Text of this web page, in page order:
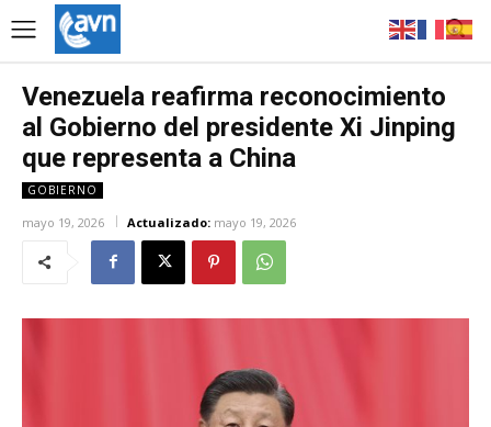
Venezuela reafirma reconocimiento
al Gobierno del presidente Xi Jinping
que representa a China
GOBIERNO
mayo 19, 2026 Actualizado: mayo 19, 2026